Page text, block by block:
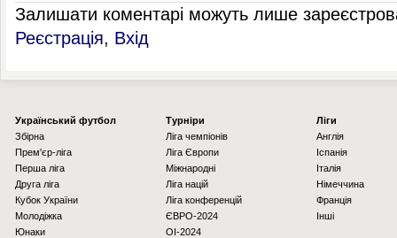
Залишати коментарі можуть лише
Реєстрація, Вхід
Українcький футбол
Збірна
Прем'єр-ліга
Перша ліга
Друга ліга
Кубок України
Молодіжка
Юнаки
Турніри
Ліга чемпіонів
Ліга Європи
Міжнародні
Ліга націй
Ліга конференцій
ЄВРО-2024
OI-2024
Ліги
Англія
Іспанія
Італія
Німеччина
Франція
Інші